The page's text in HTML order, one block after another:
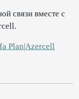
связи вместе с
Plan|Azercell